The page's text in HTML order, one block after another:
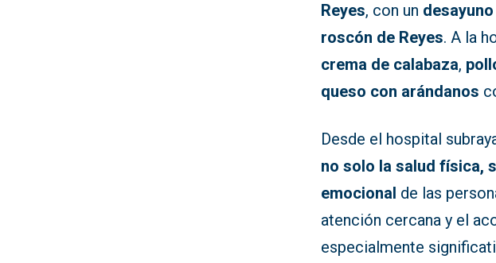
Reyes, con un
roscón de Reyes. A la
crema de calabaza,
queso con arándanos
Desde el hospital
no solo la salud física,
emocional de las
atención cercana y el
especialmente